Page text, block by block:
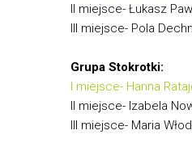
II miejsce- Łukasz
III miejsce- Pola
Grupa Stokrotki:
I miejsce- Hanna
II miejsce- Izabela
III miejsce- Maria